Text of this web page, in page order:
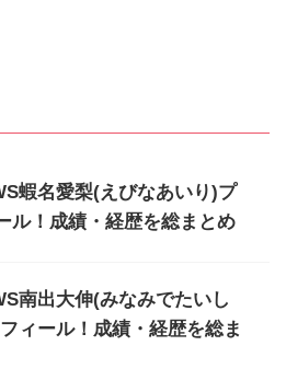
蝦名愛梨(えびなあいり)プ
ル！成績・経歴を総まとめ
南出大伸(みなみでたいし
ィール！成績・経歴を総ま